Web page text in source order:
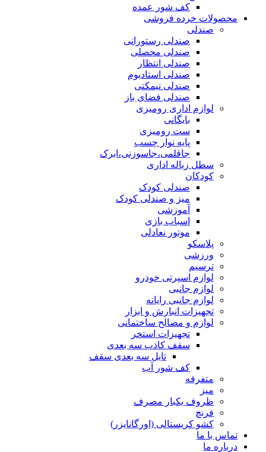
کف شور عمده
محصولات خرده فروشی
صندلی
صندلی رستورانی
صندلی محصلی
صندلی انتظار
صندلی استادیوم
صندلی نیمکتی
صندلی فضای باز
لوازم اداری رومیزی
بایگانی
ست رومیزی
پایه نوار چسب
جاقلمی،جاسوزنی،ابرک
سطل زباله اداری
کودکان
صندلی کودک
میز و صندلی کودک
آموزشی
اسباب بازی
موتور نعادلی
پلاسکو
ورزشی
ترسیم
لوازم اسپرتی خودرو
لوازم جانبی
لوازم جانبی رایانه
تجهیزات انبارش و ابزار
لوازم و مصالح ساختمانی
تجهیزات استخر
سقف کاذب سه بعدی
تایل سه بعدی سقف
کف شور آب
متفرقه
میز
ظروف یکبار مصرف
فرنچ
کشو کریستالی (اورگانایزر)
تماس با ما
درباره ما